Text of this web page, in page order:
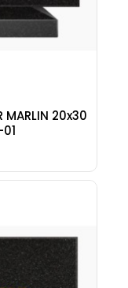
MARLIN 20x30